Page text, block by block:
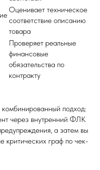
Оценивает техническое
соответствие описанию
товара
Проверяет реальные
финансовые
обязательства по
контракту
подход:
через внутренний ФЛК
а затем вы
критических граф по чек-